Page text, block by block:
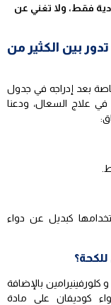
فقط، ولا تغني عن
بين الكثير من
بعد إدراجه في جدول
في علاج السعال، ودعنا
كبديل عن دواء
للكحة؟
كلورفينيرامين بالإضافة
كوديفان على مادة